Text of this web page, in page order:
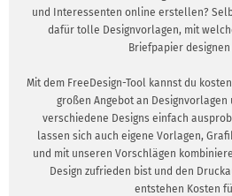
und Interessenten online erstellen?
dafür tolle Designvorlagen, mit
Briefpapier
Mit dem FreeDesign-Tool kannst du
großen Angebot an Designvorlagen
verschiedene Designs einfach
lassen sich auch eigene Vorlagen,
und mit unseren Vorschlägen
Design zufrieden bist und den
entstehen Kosten